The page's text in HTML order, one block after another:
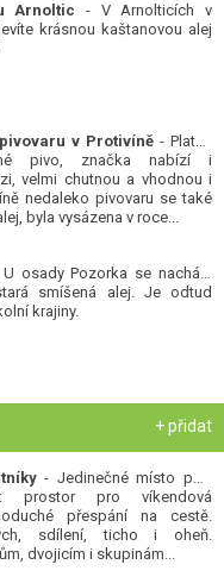
Arnoltic - V Arnolticích v
krásnou kaštanovou alej
v Protivíně - Platan
pivo, značka nabízí i
velmi chutnou a vhodnou i
nedaleko pivovaru se také
byla vysázena v roce...
osady Pozorka se nachází
smíšená alej. Je odtud
krajiny.
+ přidat
- Jedinečné místo pod
prostor pro víkendová
přespání na cestě.
sdílení, ticho i oheň.
dvojicím i skupinám...